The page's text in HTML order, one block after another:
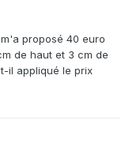
proposé 40 euro
de haut et 3 cm de
il appliqué le prix